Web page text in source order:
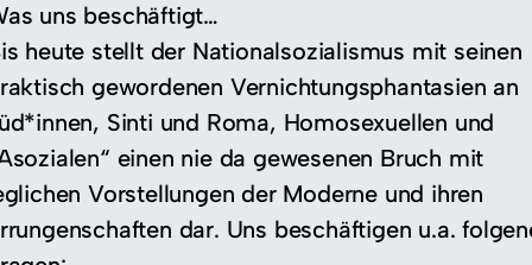
uns beschäftigt…
heute stellt der Nationalsozialismus mit seinen
gewordenen Vernichtungsphantasien an
Sinti und Roma, Homosexuellen und
einen nie da gewesenen Bruch mit
Vorstellungen der Moderne und ihren
dar. Uns beschäftigen u.a.